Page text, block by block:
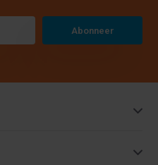
Abonneer